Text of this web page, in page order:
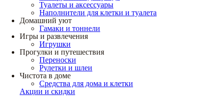
Туалеты и аксессуары
Наполнители для клетки и туалета
Домашний уют
Гамаки и тоннели
Игры и развлечения
Игрушки
Прогулки и путешествия
Переноски
Рулетки и шлеи
Чистота в доме
Средства для дома и клетки
Акции и скидки